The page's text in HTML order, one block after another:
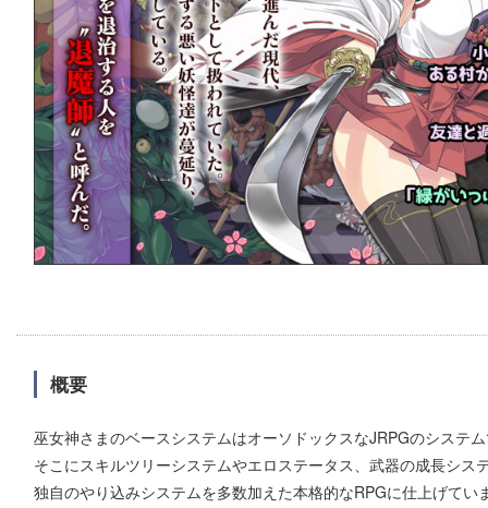
概要
巫女神さまのベースシステムはオーソドックスなJRPGのシステ
そこにスキルツリーシステムやエロステータス、武器の成長シス
独自のやり込みシステムを多数加えた本格的なRPGに仕上げてい